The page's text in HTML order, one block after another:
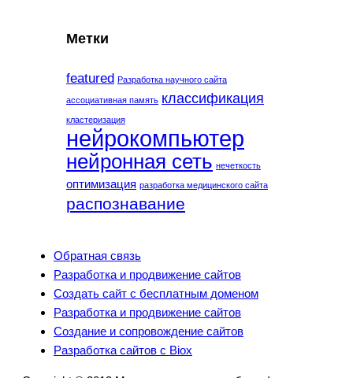
Метки
featured Разработка научного сайта
ассоциативная память классификация
кластеризация
нейрокомпьютер
нейронная сеть нечеткость
оптимизация разработка медицинского сайта
распознавание
Обратная связь
Разработка и продвижение сайтов
Создать сайт с бесплатным доменом
Разработка и продвижение сайтов
Создание и сопровождение сайтов
Разработка сайтов с Biox